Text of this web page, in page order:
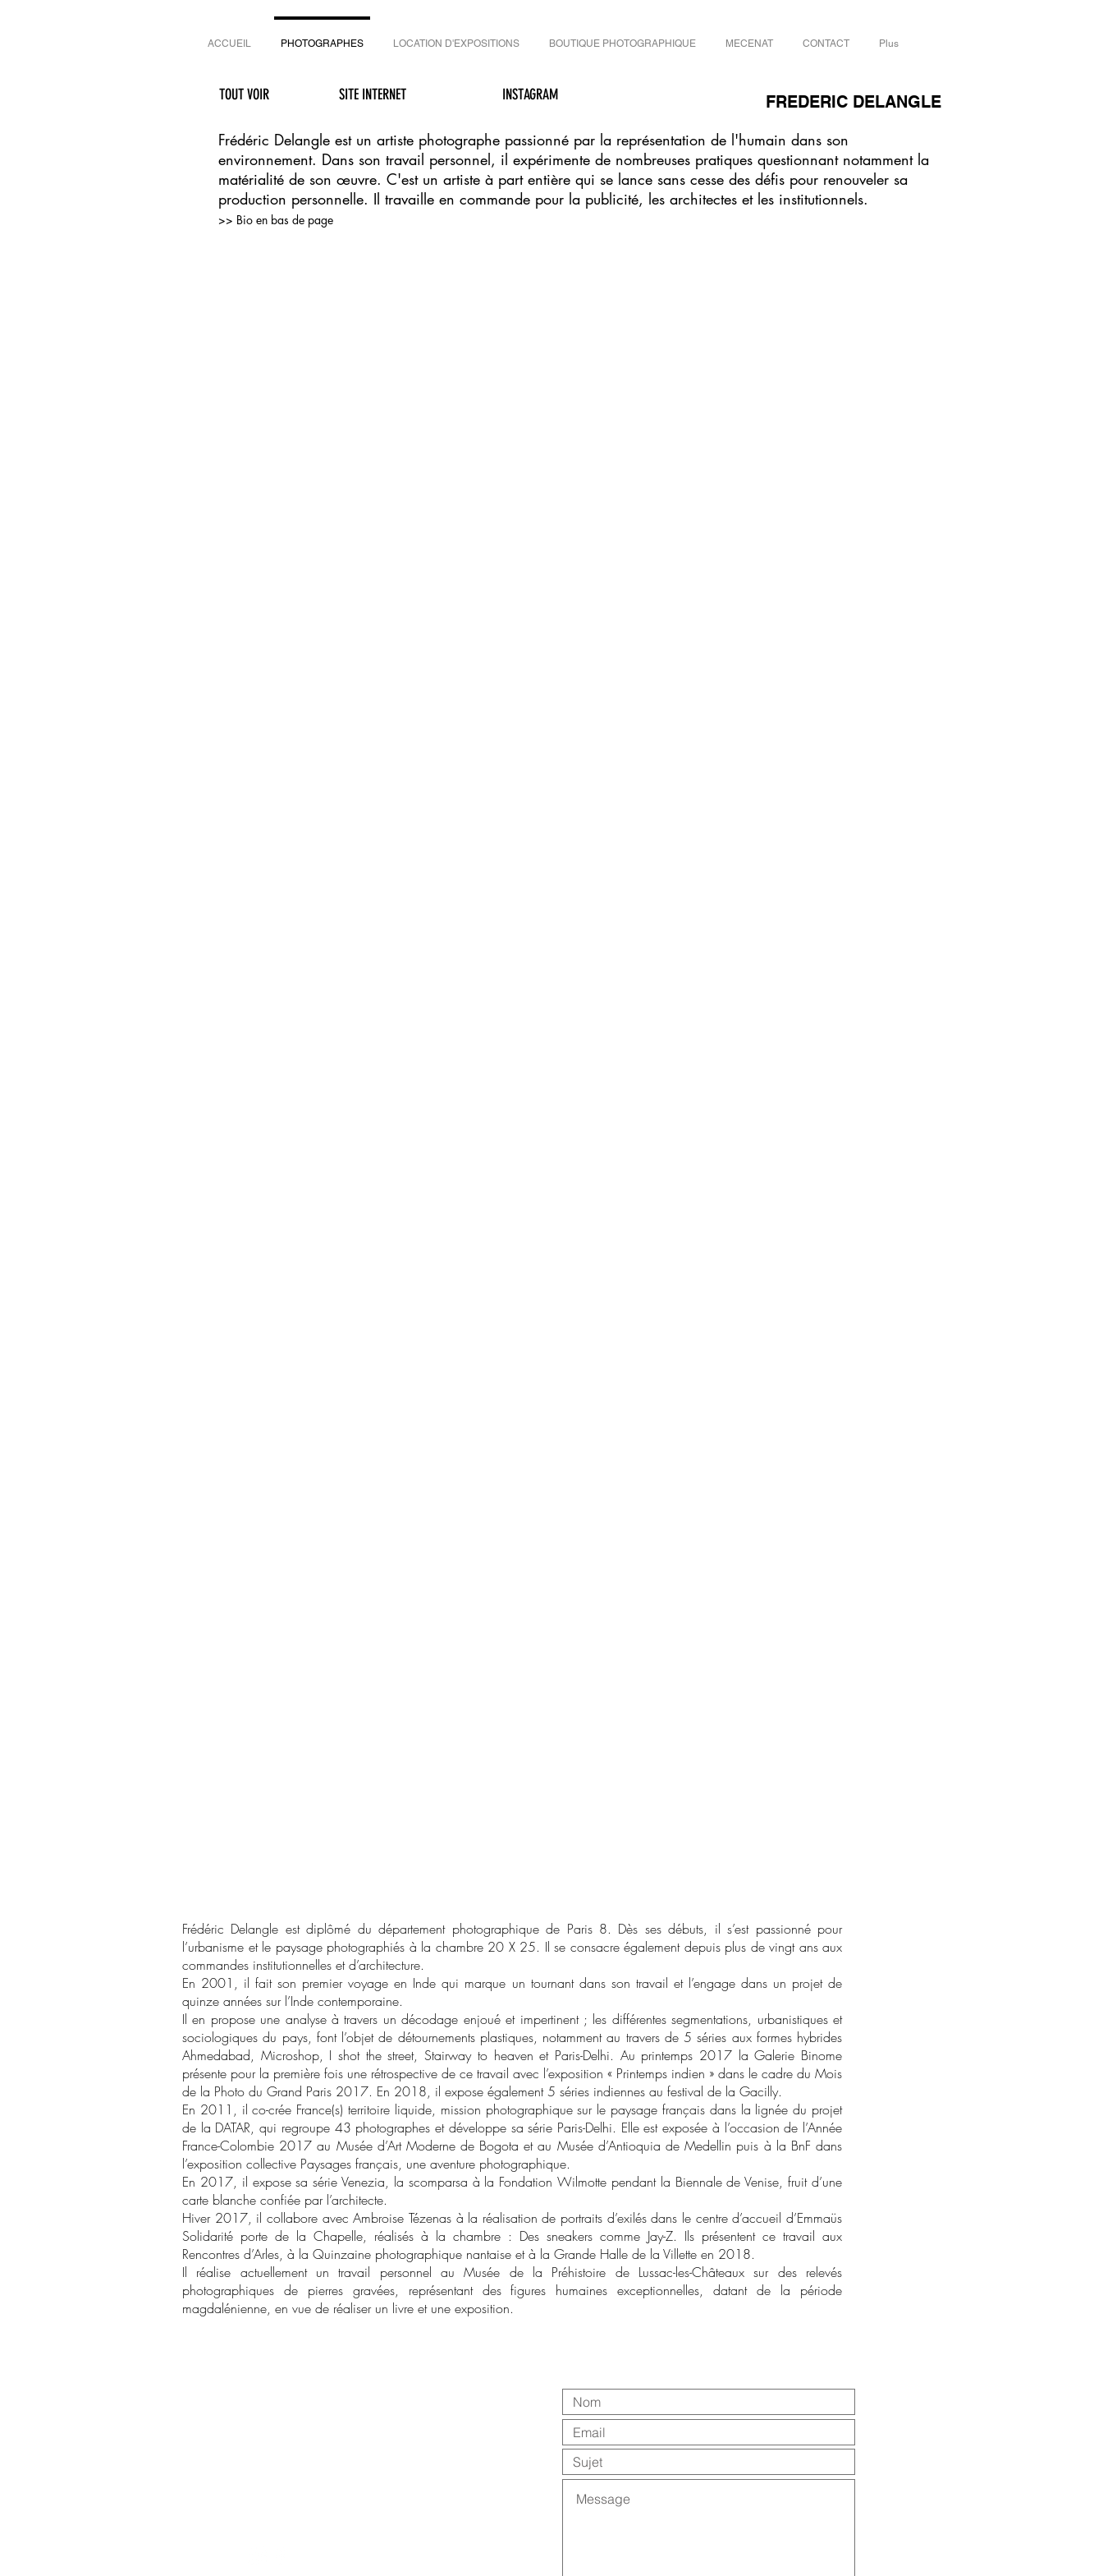
ACCUEIL PHOTOGRAPHES LOCATION D'EXPOSITIONS BOUTIQUE PHOTOGRAPHIQUE MECENAT CONTACT Plus
TOUT VOIR SITE INTERNET INSTAGRAM
FREDERIC DELANGLE
Frédéric Delangle est un artiste photographe passionné par la représentation de l'humain dans son
environnement. Dans son travail personnel, il expérimente de nombreuses pratiques questionnant notamment la
matérialité de son œuvre. C'est un artiste à part entière qui se lance sans cesse des défis pour renouveler sa
production personnelle. Il travaille en commande pour la publicité, les architectes et les institutionnels.
>> Bio en bas de page
Frédéric Delangle est diplômé du département photographique de Paris 8. Dès ses débuts, il s’est passionné pour
l’urbanisme et le paysage photographiés à la chambre 20 X 25. Il se consacre également depuis plus de vingt ans aux
commandes institutionnelles et d’architecture.
En 2001, il fait son premier voyage en Inde qui marque un tournant dans son travail et l’engage dans un projet de
quinze années sur l’Inde contemporaine.
Il en propose une analyse à travers un décodage enjoué et impertinent ; les différentes segmentations, urbanistiques et
sociologiques du pays, font l’objet de détournements plastiques, notamment au travers de 5 séries aux formes hybrides
Ahmedabad, Microshop, I shot the street, Stairway to heaven et Paris-Delhi. Au printemps 2017 la Galerie Binome
présente pour la première fois une rétrospective de ce travail avec l’exposition « Printemps indien » dans le cadre du Mois
de la Photo du Grand Paris 2017. En 2018, il expose également 5 séries indiennes au festival de la Gacilly.
En 2011, il co-crée France(s) territoire liquide, mission photographique sur le paysage français dans la lignée du projet
de la DATAR, qui regroupe 43 photographes et développe sa série Paris-Delhi. Elle est exposée à l’occasion de l’Année
France-Colombie 2017 au Musée d’Art Moderne de Bogota et au Musée d’Antioquia de Medellin puis à la BnF dans
l’exposition collective Paysages français, une aventure photographique.
En 2017, il expose sa série Venezia, la scomparsa à la Fondation Wilmotte pendant la Biennale de Venise, fruit d’une
carte blanche confiée par l’architecte.
Hiver 2017, il collabore avec Ambroise Tézenas à la réalisation de portraits d’exilés dans le centre d’accueil d’Emmaüs
Solidarité porte de la Chapelle, réalisés à la chambre : Des sneakers comme Jay-Z. Ils présentent ce travail aux
Rencontres d’Arles, à la Quinzaine photographique nantaise et à la Grande Halle de la Villette en 2018.
Il réalise actuellement un travail personnel au Musée de la Préhistoire de Lussac-les-Châteaux sur des relevés
photographiques de pierres gravées, représentant des figures humaines exceptionnelles, datant de la période
magdalénienne, en vue de réaliser un livre et une exposition.